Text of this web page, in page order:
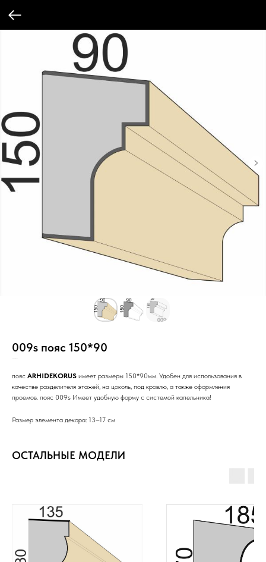
009s пояс 150*90
пояс ARHIDEKORUS имеет размеры 150*90мм. Удобен для использования в
качестве разделителя этажей, на цоколь, под кровлю, а также оформления
проемов. пояс 009s Имеет удобную форму с системой капельника!
Размер элемента декора: 13–17 см
ОСТАЛЬНЫЕ МОДЕЛИ